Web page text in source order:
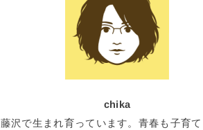
chika
藤沢で生まれ育っています。青春も子育